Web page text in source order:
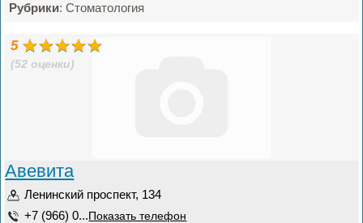
Рубрики: Стоматология
5
(52 оценки)
Авевита
Ленинский проспект, 134
+7 (966) 0... Показать телефон